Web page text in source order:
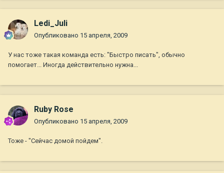
Ledi_Juli
Опубликовано 15 апреля, 2009
У нас тоже такая команда есть: "Быстро писать", обычно
помогает... Иногда действительно нужна...
Ruby Rose
Опубликовано 15 апреля, 2009
Тоже - "Сейчас домой пойдем".